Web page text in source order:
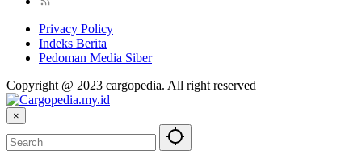
Privacy Policy
Indeks Berita
Pedoman Media Siber
Copyright @ 2023 cargopedia. All right reserved
×